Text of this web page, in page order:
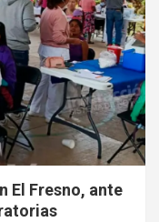
El Fresno, ante